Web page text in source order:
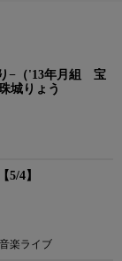
−（'13年月組 宝
城りょう
5/4】
楽ライブ